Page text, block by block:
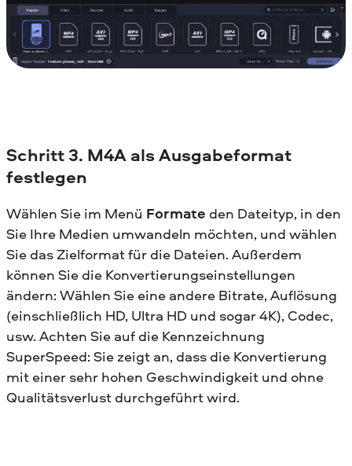
Schritt 3. M4A als Ausgabeformat
festlegen
Wählen Sie im Menü Formate den Dateityp, in den
Sie Ihre Medien umwandeln möchten, und wählen
Sie das Zielformat für die Dateien. Außerdem
können Sie die Konvertierungseinstellungen
ändern: Wählen Sie eine andere Bitrate, Auflösung
(einschließlich HD, Ultra HD und sogar 4K), Codec,
usw. Achten Sie auf die Kennzeichnung
SuperSpeed: Sie zeigt an, dass die Konvertierung
mit einer sehr hohen Geschwindigkeit und ohne
Qualitätsverlust durchgeführt wird.